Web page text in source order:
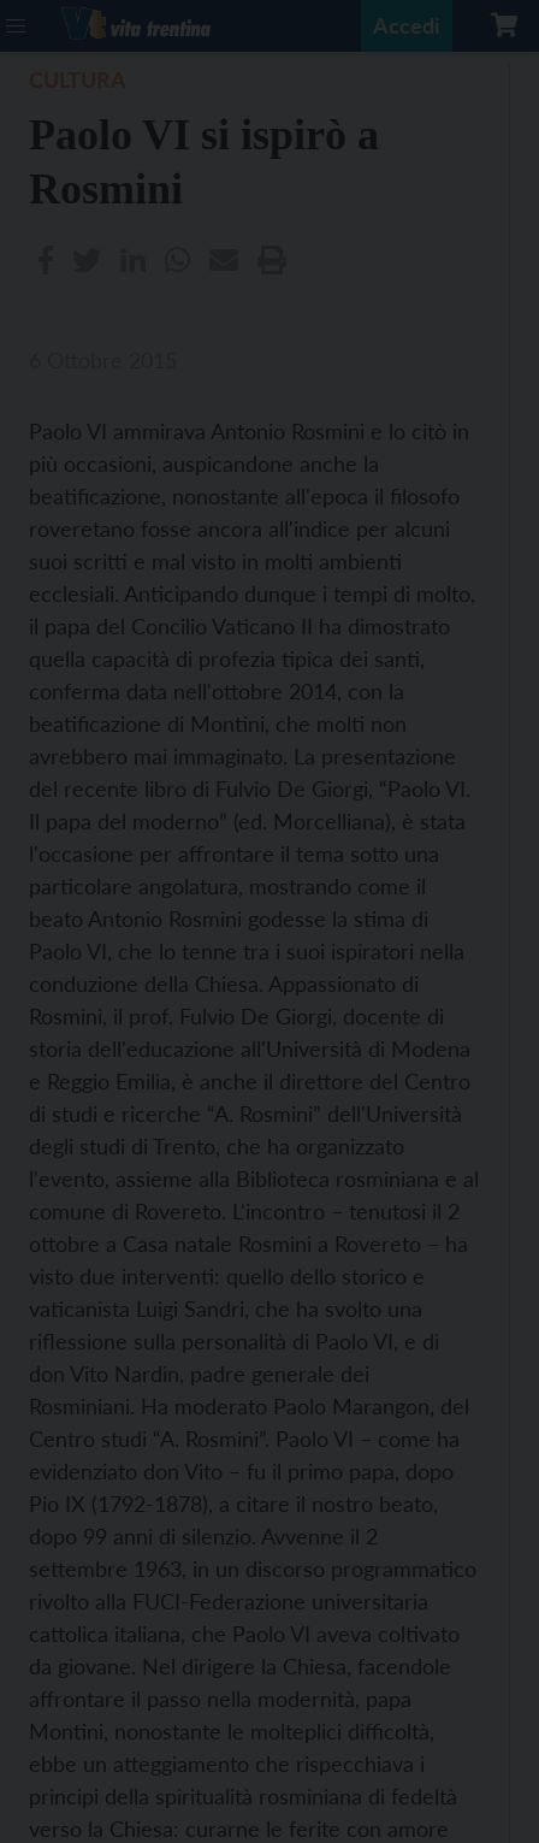
Accedi
Paolo VI si ispirò a
Rosmini
Paolo VI ammirava Antonio Rosmini e lo citò in
più occasioni, auspicandone anche la
beatificazione, nonostante all'epoca il filosofo
roveretano fosse ancora all'indice per alcuni
suoi scritti e mal visto in molti ambienti
ecclesiali. Anticipando dunque i tempi di molto,
il papa del Concilio Vaticano II ha dimostrato
quella capacità di profezia tipica dei santi,
conferma data nell'ottobre 2014, con la
beatificazione di Montini, che molti non
avrebbero mai immaginato. La presentazione
del recente libro di Fulvio De Giorgi, “Paolo VI.
Il papa del moderno” (ed. Morcelliana), è stata
l'occasione per affrontare il tema sotto una
particolare angolatura, mostrando come il
beato Antonio Rosmini godesse la stima di
Paolo VI, che lo tenne tra i suoi ispiratori nella
conduzione della Chiesa. Appassionato di
Rosmini, il prof. Fulvio De Giorgi, docente di
storia dell'educazione all'Università di Modena
e Reggio Emilia, è anche il direttore del Centro
di studi e ricerche “A. Rosmini” dell'Università
degli studi di Trento, che ha organizzato
l'evento, assieme alla Biblioteca rosminiana e al
comune di Rovereto. L'incontro – tenutosi il 2
ottobre a Casa natale Rosmini a Rovereto – ha
visto due interventi: quello dello storico e
vaticanista Luigi Sandri, che ha svolto una
riflessione sulla personalità di Paolo VI, e di
don Vito Nardin, padre generale dei
Rosminiani. Ha moderato Paolo Marangon, del
Centro studi “A. Rosmini”. Paolo VI – come ha
evidenziato don Vito – fu il primo papa, dopo
Pio IX (1792-1878), a citare il nostro beato,
dopo 99 anni di silenzio. Avvenne il 2
settembre 1963, in un discorso programmatico
rivolto alla FUCI-Federazione universitaria
cattolica italiana, che Paolo VI aveva coltivato
da giovane. Nel dirigere la Chiesa, facendole
affrontare il passo nella modernità, papa
Montini, nonostante le molteplici difficoltà,
ebbe un atteggiamento che rispecchiava i
principi della spiritualità rosminiana di fedeltà
verso la Chiesa: curarne le ferite con amore